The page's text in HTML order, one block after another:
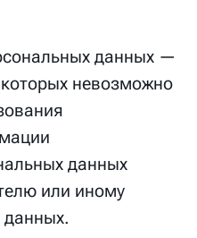
данных —
невозможно
данных
или иному
данных.